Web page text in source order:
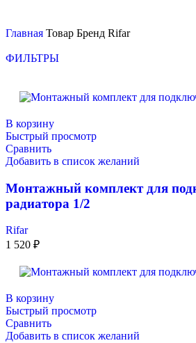
Главная Товар Бренд Rifar
ФИЛЬТРЫ
В корзину
Быстрый просмотр
Сравнить
Добавить в список желаний
Монтажный комплект для
радиатора 1/2
Rifar
1 520 ₽
В корзину
Быстрый просмотр
Сравнить
Добавить в список желаний